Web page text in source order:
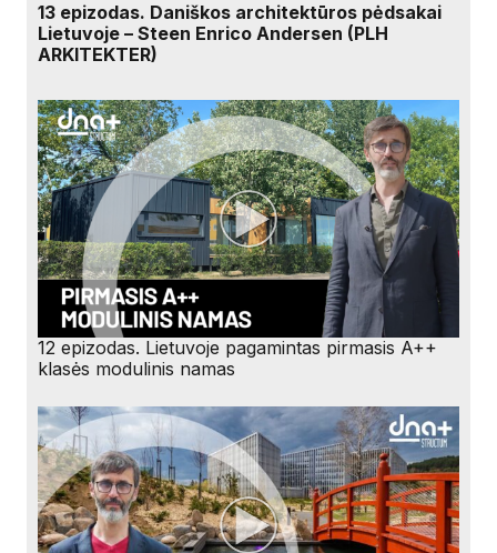
13 epizodas. Daniškos architektūros pėdsakai
Lietuvoje – Steen Enrico Andersen (PLH
ARKITEKTER)
12 epizodas. Lietuvoje pagamintas pirmasis A++
klasės modulinis namas